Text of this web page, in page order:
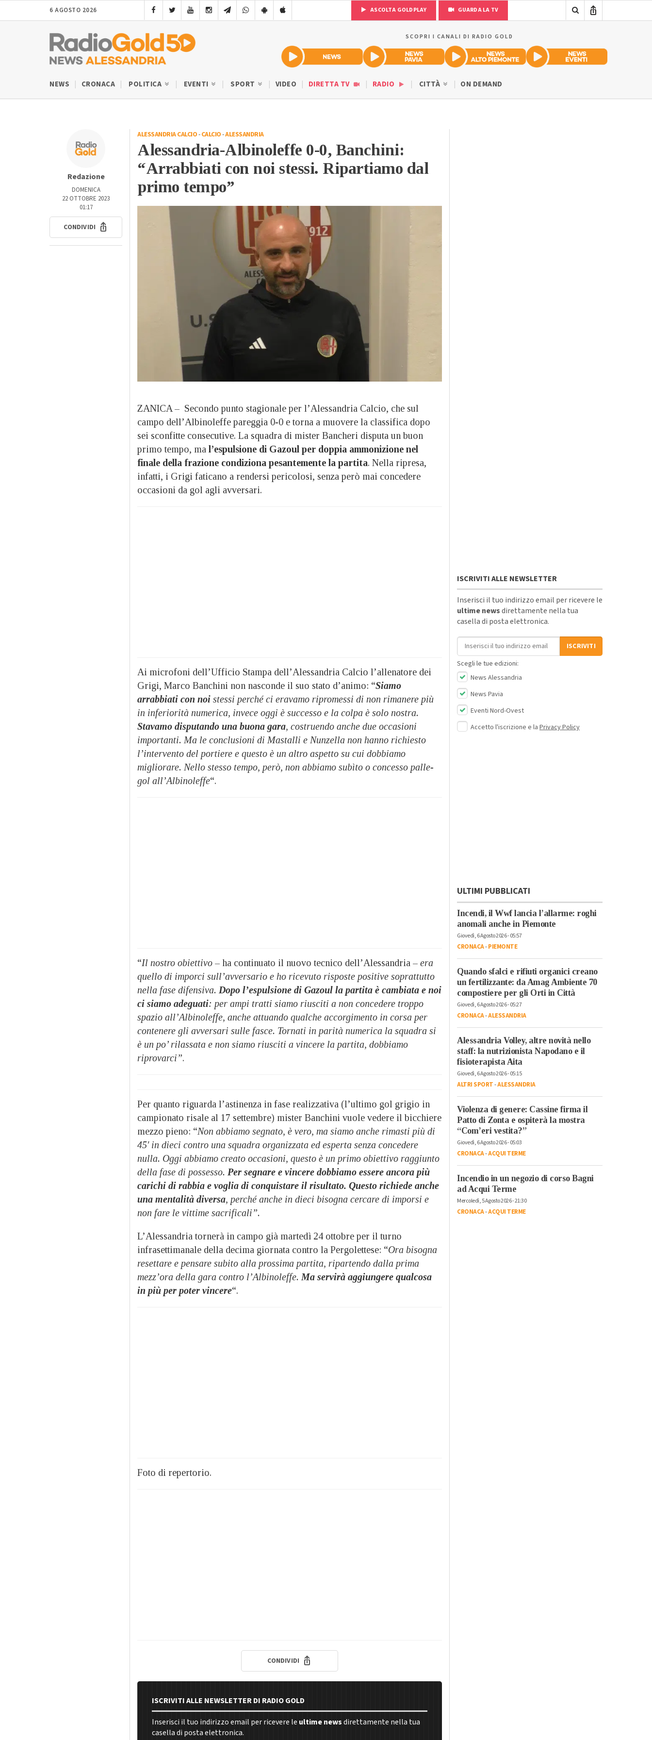
6 AGOSTO 2026 ASCOLTA GOLDPLAY GUARDA LA TV
SCOPRI I CANALI DI RADIO GOLD
NEWS CRONACA POLITICA EVENTI SPORT VIDEO DIRETTA TV RADIO CITTÀ ON DEMAND
Redazione
DOMENICA
22 OTTOBRE 2023
01:17
CONDIVIDI
ALESSANDRIA CALCIO-CALCIO-ALESSANDRIA
Alessandria-Albinoleffe 0-0, Banchini:
“Arrabbiati con noi stessi. Ripartiamo dal
primo tempo”
ZANICA – Secondo punto stagionale per l’Alessandria Calcio, che sul
campo dell’Albinoleffe pareggia 0-0 e torna a muovere la classifica dopo
sei sconfitte consecutive. La squadra di mister Bancheri disputa un buon
primo tempo, ma l’espulsione di Gazoul per doppia ammonizione nel
finale della frazione condiziona pesantemente la partita. Nella ripresa,
infatti, i Grigi faticano a rendersi pericolosi, senza però mai concedere
occasioni da gol agli avversari.
Ai microfoni dell’Ufficio Stampa dell’Alessandria Calcio l’allenatore dei
Grigi, Marco Banchini non nasconde il suo stato d’animo: “Siamo
arrabbiati con noi stessi perché ci eravamo ripromessi di non rimanere più
in inferiorità numerica, invece oggi è successo e la colpa è solo nostra.
Stavamo disputando una buona gara, costruendo anche due occasioni
importanti. Ma le conclusioni di Mastalli e Nunzella non hanno richiesto
l’intervento del portiere e questo è un altro aspetto su cui dobbiamo
migliorare. Nello stesso tempo, però, non abbiamo subìto o concesso palle-
gol all’Albinoleffe“.
“Il nostro obiettivo – ha continuato il nuovo tecnico dell’Alessandria – era
quello di imporci sull’avversario e ho ricevuto risposte positive soprattutto
nella fase difensiva. Dopo l’espulsione di Gazoul la partita è cambiata e noi
ci siamo adeguati: per ampi tratti siamo riusciti a non concedere troppo
spazio all’Albinoleffe, anche attuando qualche accorgimento in corsa per
contenere gli avversari sulle fasce. Tornati in parità numerica la squadra si
è un po’ rilassata e non siamo riusciti a vincere la partita, dobbiamo
riprovarci”.
Per quanto riguarda l’astinenza in fase realizzativa (l’ultimo gol grigio in
campionato risale al 17 settembre) mister Banchini vuole vedere il bicchiere
mezzo pieno: “Non abbiamo segnato, è vero, ma siamo anche rimasti più di
45′ in dieci contro una squadra organizzata ed esperta senza concedere
nulla. Oggi abbiamo creato occasioni, questo è un primo obiettivo raggiunto
della fase di possesso. Per segnare e vincere dobbiamo essere ancora più
carichi di rabbia e voglia di conquistare il risultato. Questo richiede anche
una mentalità diversa, perché anche in dieci bisogna cercare di imporsi e
non fare le vittime sacrificali”.
L’Alessandria tornerà in campo già martedì 24 ottobre per il turno
infrasettimanale della decima giornata contro la Pergolettese: “Ora bisogna
resettare e pensare subito alla prossima partita, ripartendo dalla prima
mezz’ora della gara contro l’Albinoleffe. Ma servirà aggiungere qualcosa
in più per poter vincere“.
Foto di repertorio.
CONDIVIDI
ISCRIVITI ALLE NEWSLETTER DI RADIO GOLD
Inserisci il tuo indirizzo email per ricevere le ultime newsdirettamente nella tua
casella di posta elettronica.
ISCRIVITI ALLE NEWSLETTER
Inserisci il tuo indirizzo email per ricevere le
ultime newsdirettamente nella tua
casella di posta elettronica.
Indirizzo email
ISCRIVITI
Scegli le tue edizioni:
News Alessandria
News Pavia
Eventi Nord-Ovest
Accetto l'iscrizione e la Privacy Policy
ULTIMI PUBBLICATI
Incendi, il Wwf lancia l’allarme: roghi
anomali anche in Piemonte
Giovedì, 6 Agosto 2026 - 05:57
CRONACA-PIEMONTE
Quando sfalci e rifiuti organici creano
un fertilizzante: da Amag Ambiente 70
compostiere per gli Orti in Città
Giovedì, 6 Agosto 2026 - 05:27
CRONACA-ALESSANDRIA
Alessandria Volley, altre novità nello
staff: la nutrizionista Napodano e il
fisioterapista Aita
Giovedì, 6 Agosto 2026 - 05:15
ALTRI SPORT-ALESSANDRIA
Violenza di genere: Cassine firma il
Patto di Zonta e ospiterà la mostra
“Com’eri vestita?”
Giovedì, 6 Agosto 2026 - 05:03
CRONACA-ACQUI TERME
Incendio in un negozio di corso Bagni
ad Acqui Terme
Mercoledì, 5 Agosto 2026 - 21:30
CRONACA-ACQUI TERME